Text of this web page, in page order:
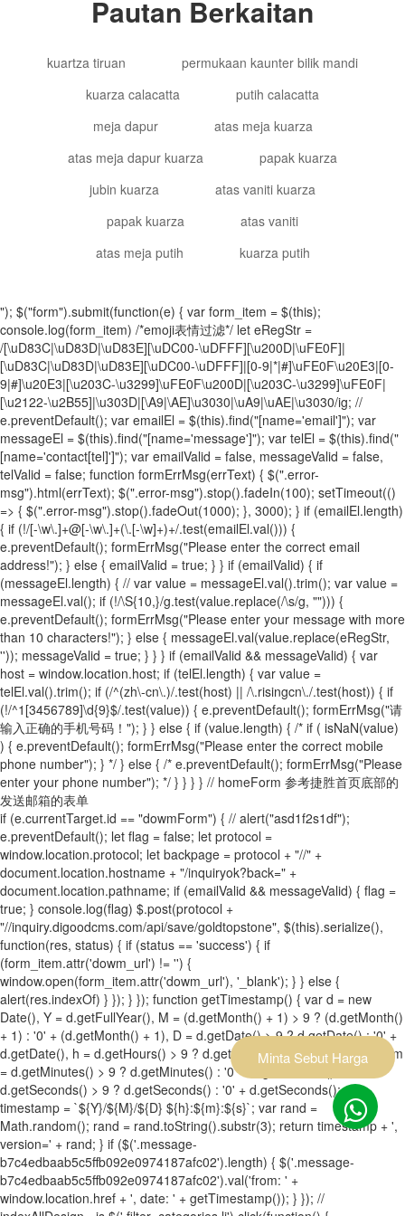
Minta Sebut Harga
Pautan Berkaitan
kuartza tiruan
permukaan kaunter bilik mandi
kuarza calacatta
putih calacatta
meja dapur
atas meja kuarza
atas meja dapur kuarza
papak kuarza
jubin kuarza
atas vaniti kuarza
papak kuarza
atas vaniti
atas meja putih
kuarza putih
"); $("form").submit(function(e) { var form_item = $(this);
console.log(form_item) /*emoji表情过滤*/ let eRegStr =
/[\uD83C|\uD83D|\uD83E][\uDC00-\uDFFF][\u200D|\uFE0F]|
[\uD83C|\uD83D|\uD83E][\uDC00-\uDFFF]|[0-9|*|#]\uFE0F\u20E3|[0-
9|#]\u20E3|[\u203C-\u3299]\uFE0F\u200D|[\u203C-\u3299]\uFE0F|
[\u2122-\u2B55]|\u303D|[\A9|\AE]\u3030|\uA9|\uAE|\u3030/ig; //
e.preventDefault(); var emailEl = $(this).find("[name='email']"); var
messageEl = $(this).find("[name='message']"); var telEl = $(this).find("
[name='contact[tel]']"); var emailValid = false, messageValid = false,
telValid = false; function formErrMsg(errText) { $(".error-
msg").html(errText); $(".error-msg").stop().fadeIn(100); setTimeout(()
=> { $(".error-msg").stop().fadeOut(1000); }, 3000); } if (emailEl.length)
{ if (!/[-\w\.]+@[-\w\.]+(\.[-\w]+)+/.test(emailEl.val())) {
e.preventDefault(); formErrMsg("Please enter the correct email
address!"); } else { emailValid = true; } } if (emailValid) { if
(messageEl.length) { // var value = messageEl.val().trim(); var value =
messageEl.val(); if (!/\S{10,}/g.test(value.replace(/\s/g, ""))) {
e.preventDefault(); formErrMsg("Please enter your message with more
than 10 characters!"); } else { messageEl.val(value.replace(eRegStr,
'')); messageValid = true; } } } if (emailValid && messageValid) { var
host = window.location.host; if (telEl.length) { var value =
telEl.val().trim(); if (/^(zh\-cn\.)/.test(host) || /\.risingcn\./.test(host)) { if
(!/^1[3456789]\d{9}$/.test(value)) { e.preventDefault(); formErrMsg("请
输入正确的手机号码！"); } } else { if (value.length) { /* if ( isNaN(value)
) { e.preventDefault(); formErrMsg("Please enter the correct mobile
phone number"); } */ } else { /* e.preventDefault(); formErrMsg("Please
enter your phone number"); */ } } } } // homeForm 参考捷胜首页底部的
发送邮箱的表单
if (e.currentTarget.id == "dowmForm") { // alert("asd1f2s1df");
e.preventDefault(); let flag = false; let protocol =
window.location.protocol; let backpage = protocol + "//" +
document.location.hostname + "/inquiryok?back=" +
document.location.pathname; if (emailValid && messageValid) { flag =
true; } console.log(flag) $.post(protocol +
"//inquiry.digoodcms.com/api/save/goldtopstone", $(this).serialize(),
function(res, status) { if (status == 'success') { if
(form_item.attr('dowm_url') != '') {
window.open(form_item.attr('dowm_url'), '_blank'); } } else {
alert(res.indexOf) } }); } }); function getTimestamp() { var d = new
Date(), Y = d.getFullYear(), M = (d.getMonth() + 1) > 9 ? (d.getMonth()
+ 1) : '0' + (d.getMonth() + 1), D = d.getDate() > 9 ? d.getDate() : '0' +
d.getDate(), h = d.getHours() > 9 ? d.getHours() : '0' + d.getHours(), m
= d.getMinutes() > 9 ? d.getMinutes() : '0' + d.getMinutes(), s =
d.getSeconds() > 9 ? d.getSeconds() : '0' + d.getSeconds(); var
timestamp = `${Y}/${M}/${D} ${h}:${m}:${s}`; var rand =
Math.random(); rand = rand.toString().substr(3); return timestamp + ',
version=' + rand; } if ($('.message-
b7c4edbaab5c5ffb092e0974187afc02').length) { $('.message-
b7c4edbaab5c5ffb092e0974187afc02').val('from: ' +
window.location.href + ', date: ' + getTimestamp()); } }); //